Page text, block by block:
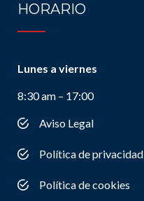
HORARIO
Lunes a viernes
8:30 am – 17:00
Aviso Legal
Política de privacidad
Política de cookies